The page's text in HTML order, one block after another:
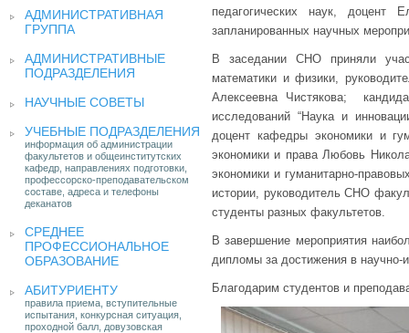
АДМИНИСТРАТИВНАЯ
ГРУППА
АДМИНИСТРАТИВНЫЕ
ПОДРАЗДЕЛЕНИЯ
НАУЧНЫЕ СОВЕТЫ
УЧЕБНЫЕ ПОДРАЗДЕЛЕНИЯ
информация об администрации
факультетов и общеинститутских
кафедр, направлениях подготовки,
профессорско-преподавательском
составе, адреса и телефоны
деканатов
СРЕДНЕЕ
ПРОФЕССИОНАЛЬНОЕ
ОБРАЗОВАНИЕ
АБИТУРИЕНТУ
правила приема, вступительные
испытания, конкурсная ситуация,
проходной балл, довузовская
педагогических наук, доцент
запланированных научных
В заседании СНО приняли
математики и физики,
Алексеевна Чистякова;
исследований “Наука и
доцент кафедры экономики и
экономики и права Любовь
экономики и гуманитарно-
истории, руководитель СНО
студенты разных факультетов.
В завершение мероприятия
дипломы за достижения в научно-
Благодарим студентов и